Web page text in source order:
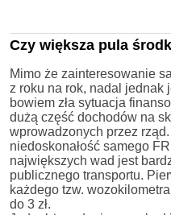
Czy większa pula
Mimo że zainteresowanie
z roku na rok, nadal jednak
bowiem zła sytuacja
dużą część dochodów na
wprowadzonych przez
niedoskonałość samego
największych wad jest
publicznego transportu.
każdego tzw.
do 3 zł.